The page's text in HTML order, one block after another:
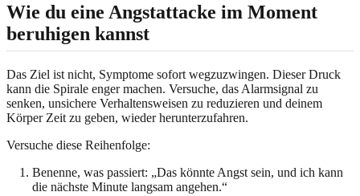
Wie du eine Angstattacke im Moment
beruhigen kannst
Das Ziel ist nicht, Symptome sofort wegzuzwingen. Dieser Druck
kann die Spirale enger machen. Versuche, das Alarmsignal zu
senken, unsichere Verhaltensweisen zu reduzieren und deinem
Körper Zeit zu geben, wieder herunterzufahren.
Versuche diese Reihenfolge:
Benenne, was passiert: „Das könnte Angst sein, und ich kann
die nächste Minute langsam angehen.“